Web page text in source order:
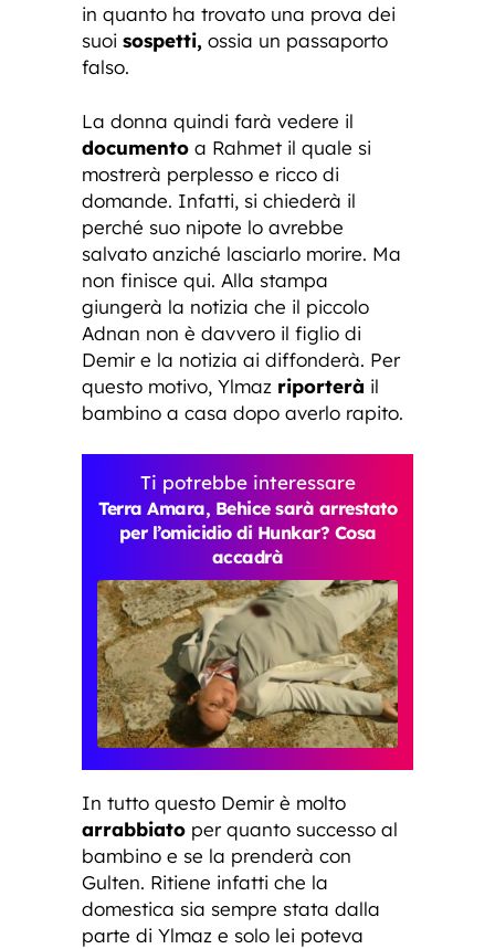
in quanto ha trovato una prova dei
suoi sospetti, ossia un passaporto
falso.
La donna quindi farà vedere il
documento a Rahmet il quale si
mostrerà perplesso e ricco di
domande. Infatti, si chiederà il
perché suo nipote lo avrebbe
salvato anziché lasciarlo morire. Ma
non finisce qui. Alla stampa
giungerà la notizia che il piccolo
Adnan non è davvero il figlio di
Demir e la notizia ai diffonderà. Per
questo motivo, Ylmaz riporterà il
bambino a casa dopo averlo rapito.
Ti potrebbe interessare
Terra Amara, Behice sarà arrestato
per l’omicidio di Hunkar? Cosa
accadrà
In tutto questo Demir è molto
arrabbiato per quanto successo al
bambino e se la prenderà con
Gulten. Ritiene infatti che la
domestica sia sempre stata dalla
parte di Ylmaz e solo lei poteva